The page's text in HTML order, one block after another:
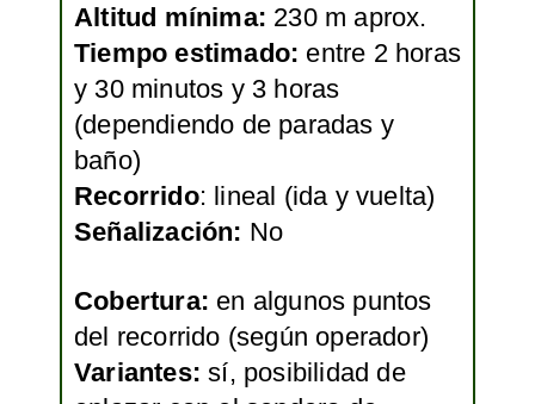
Altitud mínima: 230 m aprox.
Tiempo estimado: entre 2 horas
y 30 minutos y 3 horas
(dependiendo de paradas y
baño)
Recorrido: lineal (ida y vuelta)
Señalización: No
Cobertura: en algunos puntos
del recorrido (según operador)
Variantes:sí, posibilidad de